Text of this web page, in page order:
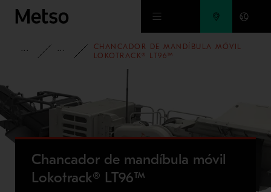
Ir al contenido principal
PORTAFOLIOCHANCADORES MÓVILES LOKOTRACK® DE
CHANCADOR DE MANDÍBULA MÓVIL
LOKOTRACK® LT96™
Chancador de mandíbula móvil
Lokotrack® LT96™